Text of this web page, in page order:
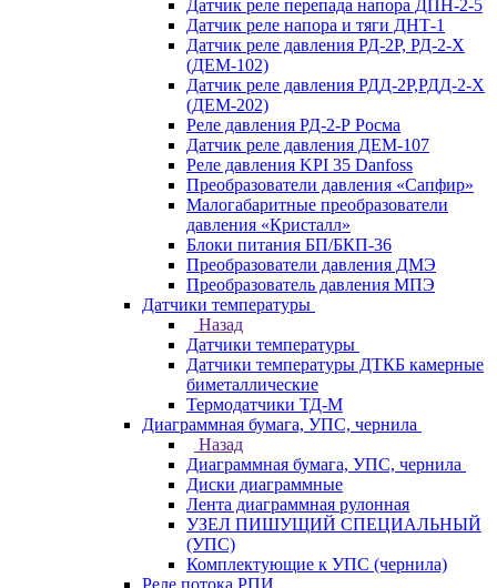
Датчик реле перепада напора ДПН-2-5
Датчик реле напора и тяги ДНТ-1
Датчик реле давления РД-2Р, РД-2-Х
(ДЕМ-102)
Датчик реле давления РДД-2Р,РДД-2-Х
(ДЕМ-202)
Реле давления РД-2-Р Росма
Датчик реле давления ДЕМ-107
Реле давления KPI 35 Danfoss
Преобразователи давления «Сапфир»
Малогабаритные преобразователи
давления «Кристалл»
Блоки питания БП/БКП-36
Преобразователи давления ДМЭ
Преобразователь давления МПЭ
Датчики температуры
Назад
Датчики температуры
Датчики температуры ДТКБ камерные
биметаллические
Термодатчики ТД-М
Диаграммная бумага, УПС, чернила
Назад
Диаграммная бумага, УПС, чернила
Диски диаграммные
Лента диаграммная рулонная
УЗЕЛ ПИШУЩИЙ СПЕЦИАЛЬНЫЙ
(УПС)
Комплектующие к УПС (чернила)
Реле потока РПИ